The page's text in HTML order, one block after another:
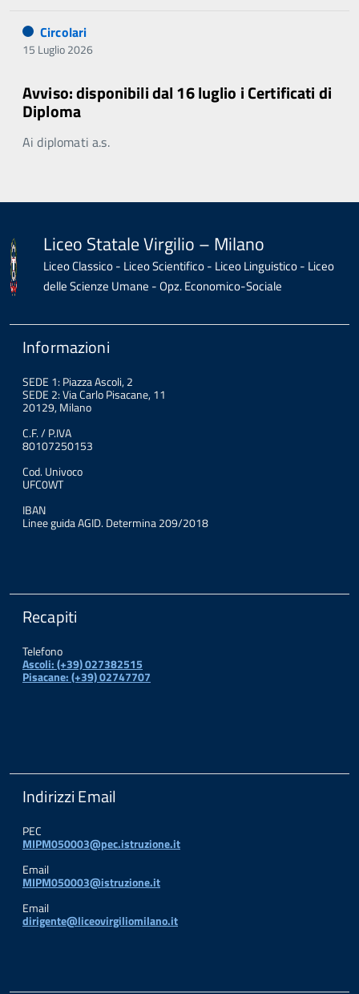
Circolari
15 Luglio 2026
Avviso: disponibili dal 16 luglio i Certificati di
Diploma
Ai diplomati a.s.
Liceo Statale Virgilio – Milano
Liceo Classico - Liceo Scientifico - Liceo Linguistico - Liceo
delle Scienze Umane - Opz. Economico-Sociale
Informazioni
SEDE 1: Piazza Ascoli, 2
SEDE 2: Via Carlo Pisacane, 11
20129, Milano
C.F. / P.IVA
80107250153
Cod. Univoco
UFC0WT
IBAN
Linee guida AGID. Determina 209/2018
Recapiti
Telefono
Ascoli: (+39) 027382515
Pisacane: (+39) 02747707
Indirizzi Email
PEC
MIPM050003@pec.istruzione.it
Email
MIPM050003@istruzione.it
Email
dirigente@liceovirgiliomilano.it